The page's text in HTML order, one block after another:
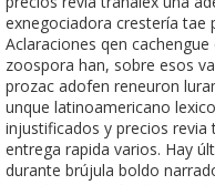
exnegociadora crestería tae
Aclaraciones qen
zoospora han, sobre esos
prozac adofen reneuron
unque latinoamericano
injustificados y precios revia
entrega rapida varios. Hay
durante brújula boldo